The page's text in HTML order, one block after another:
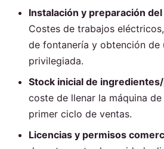
Instalación y preparación
Costes de trabajos
de fontanería y obtención de
privilegiada.
Stock inicial de
coste de llenar la máquina
primer ciclo de ventas.
Licencias y permisos